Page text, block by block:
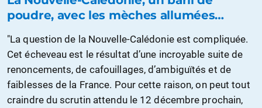
poudre, avec les mèches allumées…
"La question de la Nouvelle-Calédonie est compliquée.
Cet écheveau est le résultat d’une incroyable suite de
renoncements, de cafouillages, d’ambiguïtés et de
faiblesses de la France. Pour cette raison, on peut tout
craindre du scrutin attendu le 12 décembre prochain,